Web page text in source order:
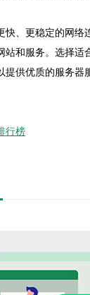
快、更稳定的网络
站和服务。选择适
提供优质的服务器
行榜